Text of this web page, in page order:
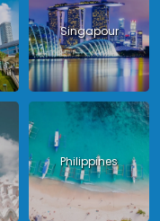
Singapour
Philippines